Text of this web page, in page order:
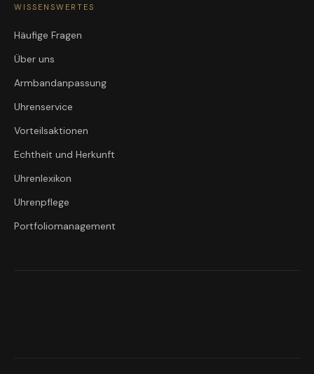
WISSENSWERTES
Häufige Fragen
Über uns
Armbandanpassung
Uhrenservice
Vorteilsaktionen
Echtheit und Herkunft
Uhrenlexikon
Uhrenpflege
Portfoliomanagement